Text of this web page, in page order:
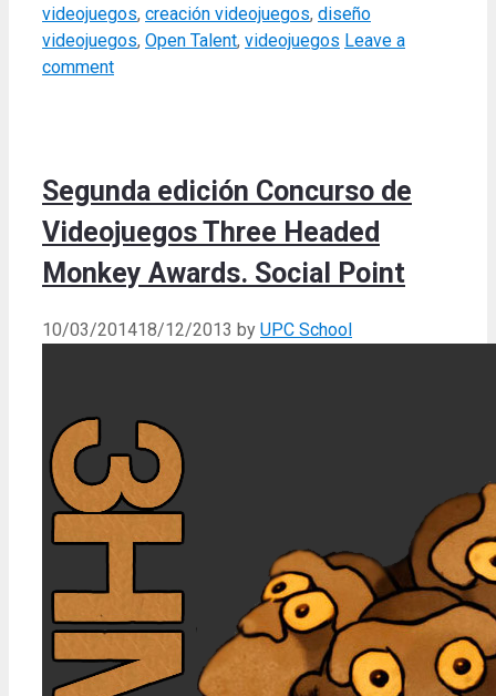
videojuegos, creación videojuegos, diseño
videojuegos, Open Talent, videojuegos Leave a
comment
Segunda edición Concurso de
Videojuegos Three Headed
Monkey Awards. Social Point
10/03/201418/12/2013 by UPC School